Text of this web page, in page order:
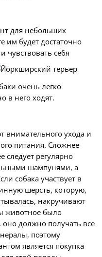
для небольших
им будет достаточно
чувствовать себя
очень легко
в него ходят.
внимательного ухода и
питания. Сложнее
следует регулярно
шампунями, а
собака участвует в
шерсть, которую,
накручивают
животное было
должно получать все
поэтому
является покупка